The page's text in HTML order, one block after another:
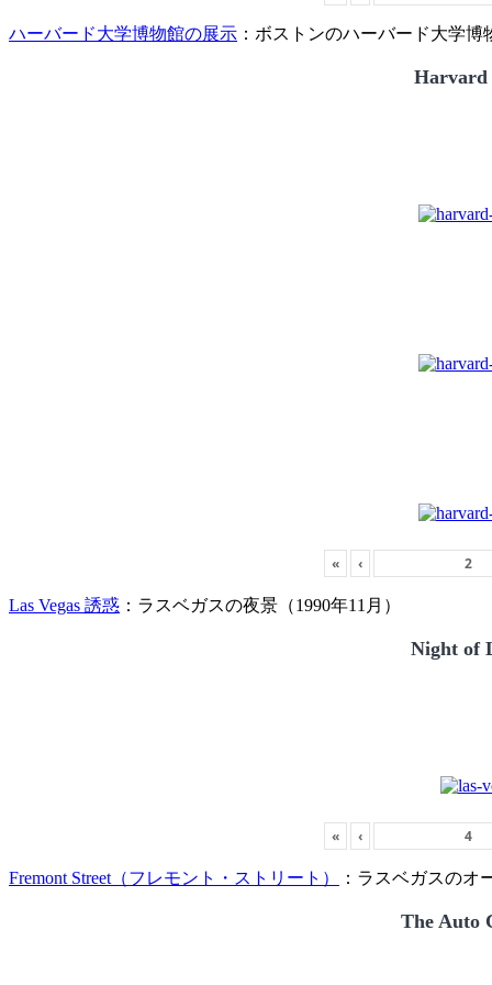
ハーバード大学博物館の展示 ：ボストンのハーバード大学博
Harvard
« ‹
Las Vegas 誘惑 ：ラスベガスの夜景（1990年11月）
Night of
« ‹
Fremont Street（フレモント・ストリート） ：ラスベガスのオ
The Auto